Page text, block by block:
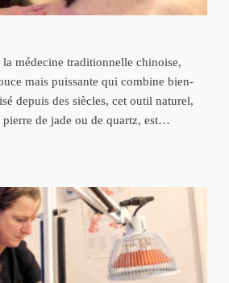
la médecine traditionnelle chinoise,
mais puissante qui combine bien-
depuis des siècles, cet outil naturel,
de jade ou de quartz, est…